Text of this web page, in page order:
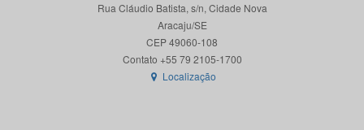
Rua Cláudio Batista, s/n, Cidade Nova
Aracaju/SE
CEP 49060-108
Localização